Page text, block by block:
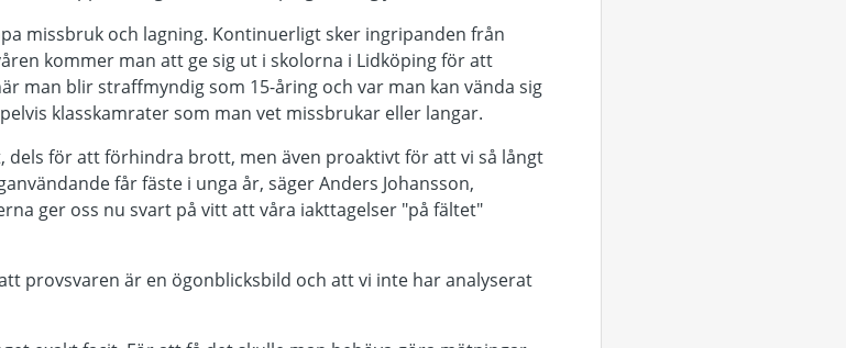
missbruk och lagning. Kontinuerligt sker ingripanden från
kommer man att ge sig ut i skolorna i Lidköping för att
man blir straffmyndig som 15-åring och var man kan vända sig
klasskamrater som man vet missbrukar eller langar.
dels för att förhindra brott, men även proaktivt för att vi så långt
får fäste i unga år, säger Anders Johansson,
ger oss nu svart på vitt att våra iakttagelser "på fältet"
provsvaren är en ögonblicksbild och att vi inte har analyserat